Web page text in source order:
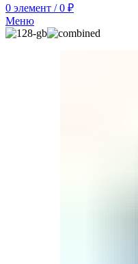
0 элемент / 0 ₽
Меню